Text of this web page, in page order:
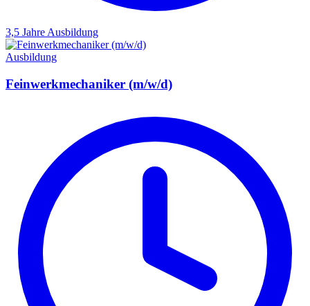
3,5 Jahre Ausbildung
Ausbildung
Feinwerkmechaniker (m/w/d)